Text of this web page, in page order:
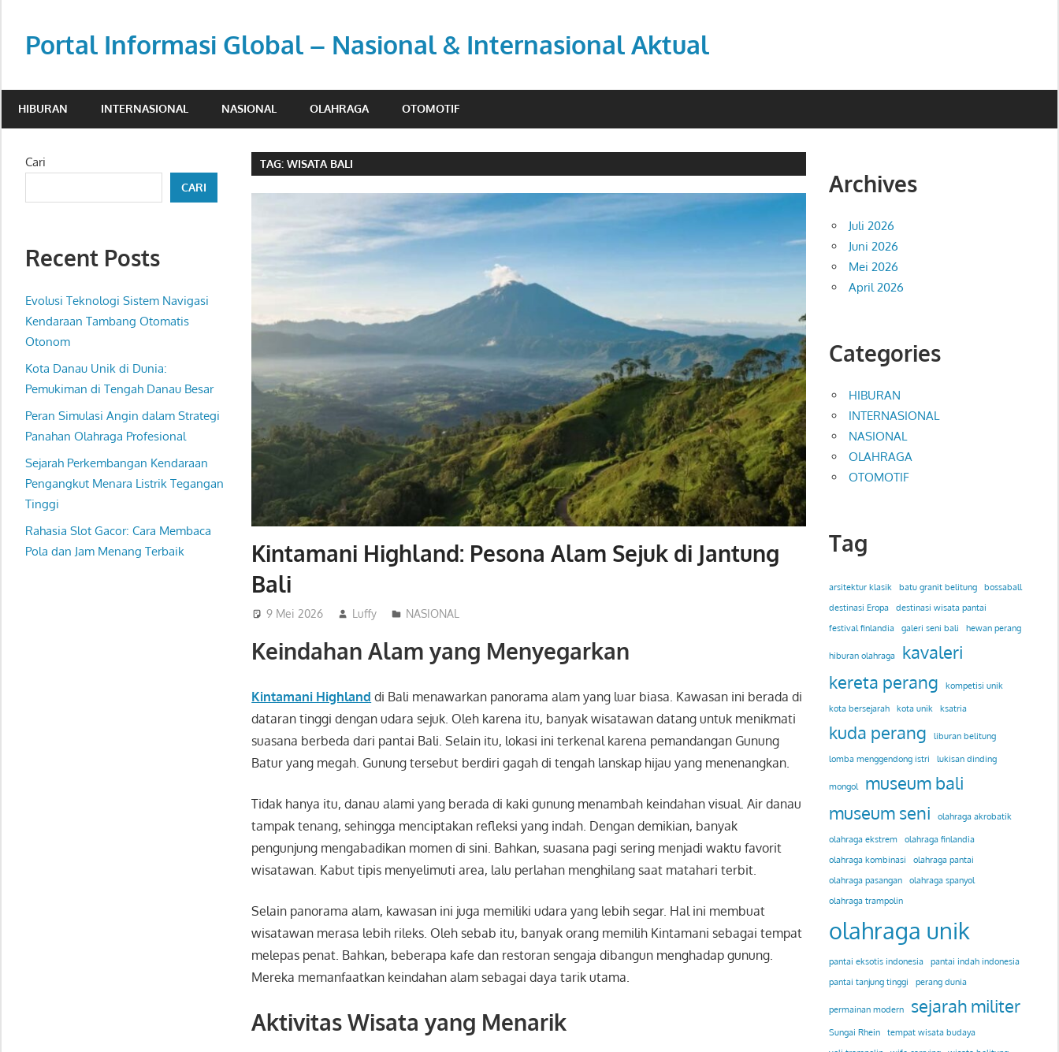
contentPortal Informasi Global – Nasional & Internasional Aktual
kredibel
pembaca
aktif.
HIBURAN INTERNASIONAL NASIONAL OLAHRAGA OTOMOTIF
TAG:WISATA BALI
Kintamani Highland: Pesona Alam Sejuk di Jantung
Bali
9 Mei 2026 Luffy NASIONAL
Keindahan Alam yang Menyegarkan
Kintamani Highland di Bali menawarkan panorama alam yang luar biasa. Kawasan ini berada di
dataran tinggi dengan udara sejuk. Oleh karena itu, banyak wisatawan datang untuk menikmati
suasana berbeda dari pantai Bali. Selain itu, lokasi ini terkenal karena pemandangan Gunung
Batur yang megah. Gunung tersebut berdiri gagah di tengah lanskap hijau yang menenangkan.
Tidak hanya itu, danau alami yang berada di kaki gunung menambah keindahan visual. Air danau
tampak tenang, sehingga menciptakan refleksi yang indah. Dengan demikian, banyak
pengunjung mengabadikan momen di sini. Bahkan, suasana pagi sering menjadi waktu favorit
wisatawan. Kabut tipis menyelimuti area, lalu perlahan menghilang saat matahari terbit.
Selain panorama alam, kawasan ini juga memiliki udara yang lebih segar. Hal ini membuat
wisatawan merasa lebih rileks. Oleh sebab itu, banyak orang memilih Kintamani sebagai tempat
melepas penat. Bahkan, beberapa kafe dan restoran sengaja dibangun menghadap gunung.
Mereka memanfaatkan keindahan alam sebagai daya tarik utama.
Aktivitas Wisata yang Menarik
Cari
CARI
Recent Posts
Evolusi Teknologi Sistem Navigasi
Kendaraan Tambang Otomatis
Otonom
Kota Danau Unik di Dunia:
Pemukiman di Tengah Danau Besar
Peran Simulasi Angin dalam Strategi
Panahan Olahraga Profesional
Sejarah Perkembangan Kendaraan
Pengangkut Menara Listrik Tegangan
Tinggi
Rahasia Slot Gacor: Cara Membaca
Pola dan Jam Menang Terbaik
Archives
Juli 2026
Juni 2026
Mei 2026
April 2026
Categories
HIBURAN
INTERNASIONAL
NASIONAL
OLAHRAGA
OTOMOTIF
Tag
arsitektur klasik batu granit belitung
bossaball
destinasi Eropa
destinasi wisata pantai
festival finlandia
galeri seni bali hewan perang
hiburan olahraga
kavaleri
kereta perang
kompetisi unik
kota bersejarah kota unik ksatria
kuda perang liburan belitung
lomba menggendong istri lukisan dinding
mongol
museum bali
museum seni
olahraga akrobatik
olahraga ekstrem
olahraga finlandia
olahraga kombinasi
olahraga pantai
olahraga pasangan
olahraga spanyol
olahraga trampolin
olahraga unik
pantai eksotis indonesia
pantai indah indonesia
pantai tanjung tinggi
perang dunia
permainan modern sejarah militer
Sungai Rhein
tempat wisata budaya